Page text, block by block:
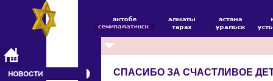
СПАСИБО ЗА СЧАСТЛИВОЕ